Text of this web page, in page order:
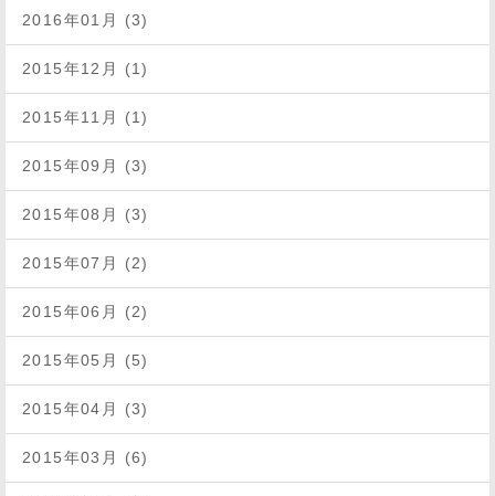
2016年01月 (3)
2015年12月 (1)
2015年11月 (1)
2015年09月 (3)
2015年08月 (3)
2015年07月 (2)
2015年06月 (2)
2015年05月 (5)
2015年04月 (3)
2015年03月 (6)